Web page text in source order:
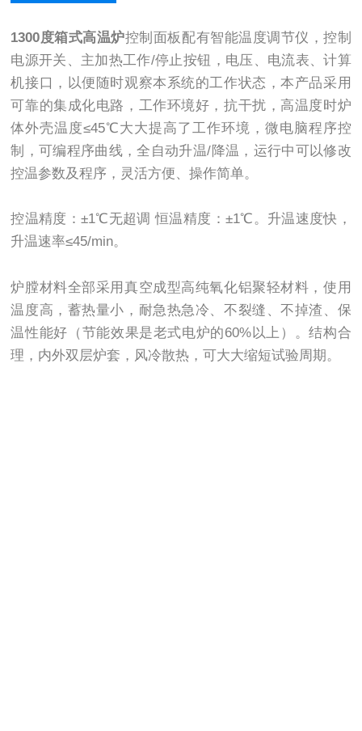
1300度箱式高温炉控制面板配有智能温度调节仪，控制
电源开关、主加热工作/停止按钮，电压、电流表、计算
机接口，以便随时观察本系统的工作状态，本产品采用
可靠的集成化电路，工作环境好，抗干扰，高温度时炉
体外壳温度≤45℃大大提高了工作环境，微电脑程序控
制，可编程序曲线，全自动升温/降温，运行中可以修改
控温参数及程序，灵活方便、操作简单。
控温精度：±1℃无超调 恒温精度：±1℃。升温速度快，
升温速率≤45/min。
炉膛材料全部采用真空成型高纯氧化铝聚轻材料，使用
温度高，蓄热量小，耐急热急冷、不裂缝、不掉渣、保
温性能好（节能效果是老式电炉的60%以上）。结构合
理，内外双层炉套，风冷散热，可大大缩短试验周期。